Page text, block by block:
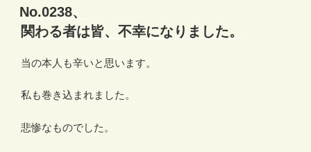
稿
日:
No.0238、
関わる者は皆、不幸になりました。
当の本人も辛いと思います。
私も巻き込まれました。
悲惨なものでした。